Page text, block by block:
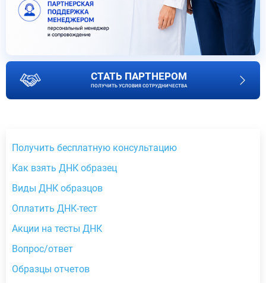
СТАТЬ ПАРТНЕРОМ
ПОЛУЧИТЬ УСЛОВИЯ СОТРУДНИЧЕСТВА
Получить бесплатную консультацию
Как взять ДНК образец
Виды ДНК образцов
Оплатить ДНК-тест
Акции на тесты ДНК
Вопрос/ответ
Образцы отчетов